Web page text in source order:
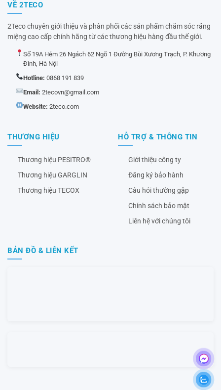
VỀ 2TECO
2Teco chuyên giới thiệu và phân phối các sản phẩm chăm sóc răng
miệng cao cấp chính hãng từ các thương hiệu hàng đầu thế giới.
Số 19A Hẻm 26 Ngách 62 Ngõ 1 Đường Bùi Xương Trạch, P. Khương
Đình, Hà Nội
Hotline: 0868 191 839
Email: 2tecovn@gmail.com
Website: 2teco.com
THƯƠNG HIỆU
Thương hiệu PESITRO®
Thương hiệu GARGLIN
Thương hiệu TECOX
HỖ TRỢ & THÔNG TIN
Giới thiệu công ty
Đăng ký bảo hành
Câu hỏi thường gặp
Chính sách bảo mật
Liên hệ với chúng tôi
BẢN ĐỒ & LIÊN KẾT